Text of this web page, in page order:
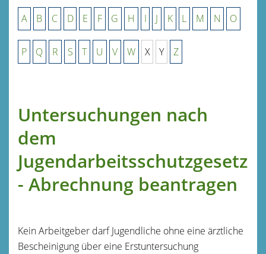
A B C D E F G H I J K L M N O
P Q R S T U V W X Y Z
Untersuchungen nach
dem
Jugendarbeitsschutzgesetz
- Abrechnung beantragen
Kein Arbeitgeber darf Jugendliche ohne eine ärztliche
Bescheinigung über eine Erstuntersuchung